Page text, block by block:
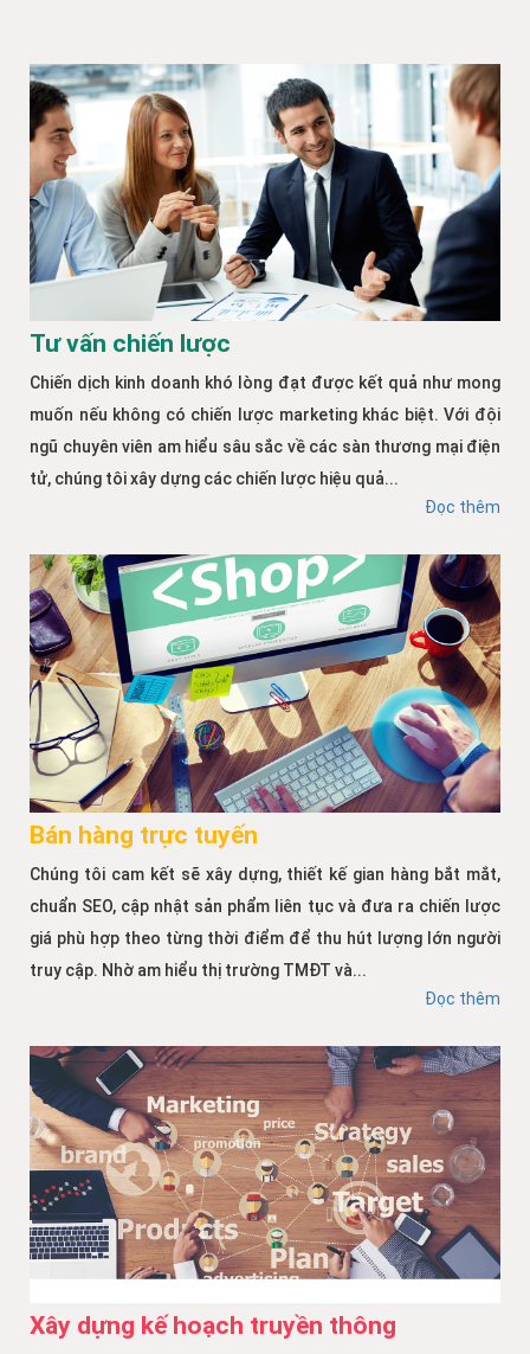
Tư vấn chiến lược
Chiến dịch kinh doanh khó lòng đạt được kết quả như mong
muốn nếu không có chiến lược marketing khác biệt. Với đội
ngũ chuyên viên am hiểu sâu sắc về các sàn thương mại điện
tử, chúng tôi xây dựng các chiến lược hiệu quả...
Đọc thêm
Bán hàng trực tuyến
Chúng tôi cam kết sẽ xây dựng, thiết kế gian hàng bắt mắt,
chuẩn SEO, cập nhật sản phẩm liên tục và đưa ra chiến lược
giá phù hợp theo từng thời điểm để thu hút lượng lớn người
truy cập. Nhờ am hiểu thị trường TMĐT và...
Đọc thêm
Xây dựng kế hoạch truyền thông